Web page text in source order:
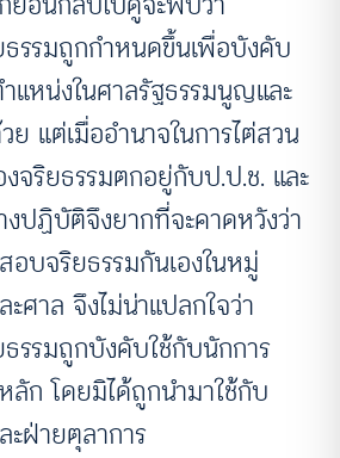
รรมถูกกำหนดขึ้นเพื่อบังคับ
แหน่งในศาลรัฐธรรมนูญและ
ย แต่เมื่ออำนาจในการไต่สวน
งจริยธรรมตกอยู่กับป.ป.ช. และ
งปฏิบัติจึงยากที่จะคาดหวังว่า
อบจริยธรรมกันเองในหมู่
ะศาล จึงไม่น่าแปลกใจว่า
รรมถูกบังคับใช้กับนักการ
ลัก โดยมิได้ถูกนำมาใช้กับ
ะฝ่ายตุลาการ